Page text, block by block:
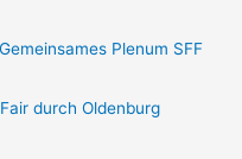
Gemeinsames Plenum SFF
Fair durch Oldenburg